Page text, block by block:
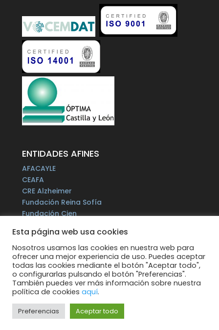
ENTIDADES AFINES
AFACAYLE
CEAFA
CRE Alzheimer
Fundación Reina Sofía
Fundación Cien
Fundación Por un Mañana sin Alzheimer
Fundación Tase
Alzheimer Europe
Todos los derechos reservados.
Esta página web usa cookies
Nosotros usamos las cookies en nuestra web para
ofrecer una mejor experiencia de uso. Puedes aceptar
todas las cookies mediante el botón "Aceptar todo",
o configurarlas pulsando el botón "Preferencias".
También puedes ver más información sobre nuestra
política de cookies aquí.
Preferencias Aceptar todo